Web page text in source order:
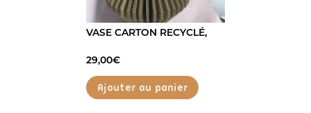
VASE CARTON RECYCLÉ,
29,00€
Ajouter au panier